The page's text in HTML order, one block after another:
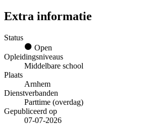
Extra informatie
Status
Open
Opleidingsniveaus
Middelbare school
Plaats
Arnhem
Dienstverbanden
Parttime (overdag)
Gepubliceerd op
07-07-2026